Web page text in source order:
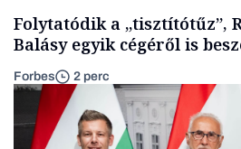
Folytatódik a „tisztítótűz”,
Balásy egyik cégéről is
Forbes 2 perc